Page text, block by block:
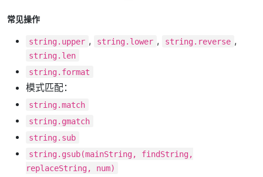
常见操作
string.upper , string.lower , string.reverse ,
string.len
string.format
模式匹配：
string.match
string.gmatch
string.sub
string.gsub(mainString, findString,
replaceString, num)